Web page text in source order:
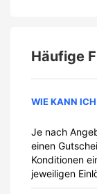
Häufige
WIE KANN
Je nach
einen
Konditionen
jeweiligen